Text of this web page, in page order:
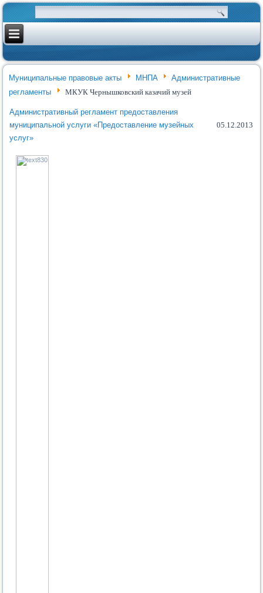
Муниципальные правовые акты МНПА
Административные
регламенты
МКУК Чернышковский казачий музей
Административный регламент предоставления
муниципальной услуги «Предоставление музейных
услуг»
05.12.2013